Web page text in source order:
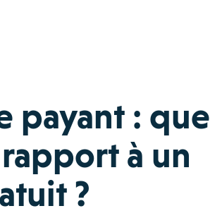
payant : que
à un
?